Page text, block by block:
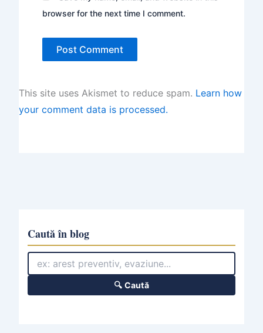
browser for the next time I comment.
This site uses Akismet to reduce spam. Learn how
your comment data is processed.
Caută în blog
🔍 Caută